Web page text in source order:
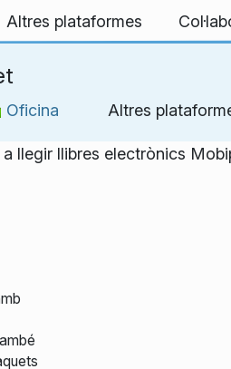
Altres plataformes
Oficina Altres
llegir llibres electrònics